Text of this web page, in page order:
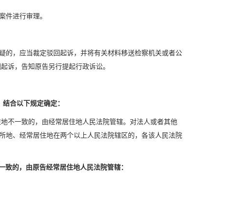
件进行审理。
的，应当裁定驳回起诉，并将有关材料移送检察机关或者公
诉，告知原告另行提起行政诉讼。
合以下规定确定：
不一致的，由经常居住地人民法院管辖。对法人或者其他
地、经常居住地在两个以上人民法院辖区的，各该人民法院
的，由原告经常居住地人民法院管辖：